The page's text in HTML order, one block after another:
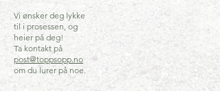
Vi ønsker deg lykke
til i prosessen, og
heier på deg!
Ta kontakt på
post@toppsopp.no
om du lurer på noe.